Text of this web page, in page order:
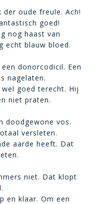
der oude freule. Ach!
goed!
nog haast van
echt blauw bloed.
donorcodicil. Een
nagelaten.
goed terecht. Hij
niet praten.
doodgewone vos.
versleten.
aarde heeft. Dat
niet. Dat klopt
en klaar. Om een